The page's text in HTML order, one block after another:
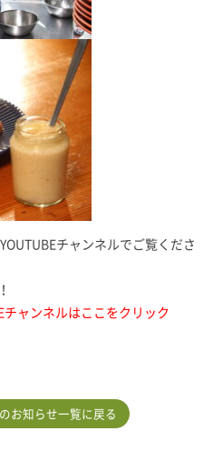
チャンネルでご覧くださ
ャンネルはここをクリック
お知らせ一覧に戻る